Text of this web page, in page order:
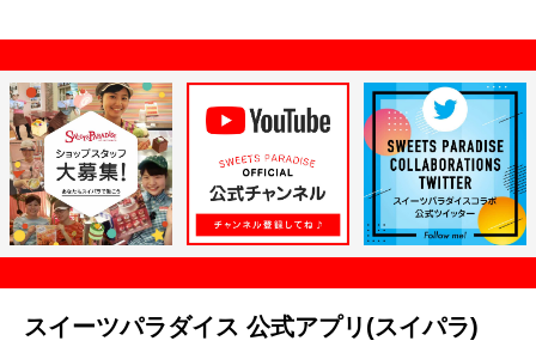
スイーツパラダイス 公式アプリ(スイパラ)